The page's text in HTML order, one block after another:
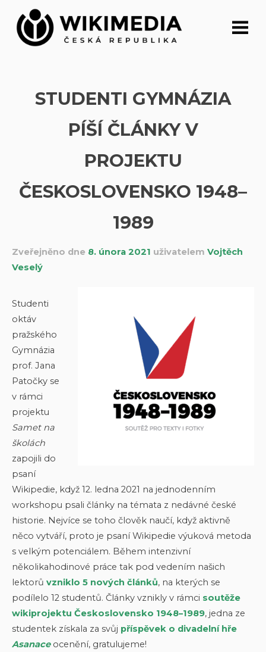
Přeskočit
obsah
STUDENTI GYMNÁZIA
PÍŠÍ ČLÁNKY V
PROJEKTU
ČESKOSLOVENSKO 1948–
1989
Zveřejněno dne 8. února 2021 uživatelem Vojtěch
Veselý
Studenti
oktáv
pražského
Gymnázia
prof. Jana
Patočky se
v rámci
projektu
Samet na
školách
zapojili do
psaní
Wikipedie, když 12. ledna 2021 na jednodenním
workshopu psali články na témata z nedávné české
historie. Nejvíce se toho člověk naučí, když aktivně
něco vytváří, proto je psaní Wikipedie výuková metoda
s velkým potenciálem. Během intenzivní
několikahodinové práce tak pod vedením našich
lektorů vzniklo 5 nových článků, na kterých se
podílelo 12 studentů. Články vznikly v rámci soutěže
wikiprojektu Československo 1948–1989, jedna ze
studentek získala za svůj příspěvek o divadelní hře
Asanace ocenění, gratulujeme!